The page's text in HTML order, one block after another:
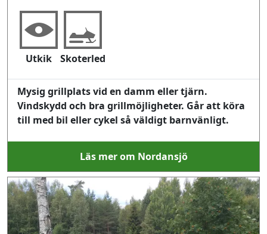
Utkik Skoterled
Mysig grillplats vid en damm eller tjärn.
Vindskydd och bra grillmöjligheter. Går att köra
till med bil eller cykel så väldigt barnvänligt.
Läs mer om Nordansjö